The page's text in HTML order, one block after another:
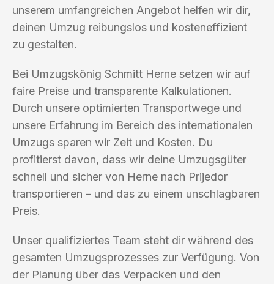
unserem umfangreichen Angebot helfen wir dir,
deinen Umzug reibungslos und kosteneffizient
zu gestalten.
Bei Umzugskönig Schmitt Herne setzen wir auf
faire Preise und transparente Kalkulationen.
Durch unsere optimierten Transportwege und
unsere Erfahrung im Bereich des internationalen
Umzugs sparen wir Zeit und Kosten. Du
profitierst davon, dass wir deine Umzugsgüter
schnell und sicher von Herne nach Prijedor
transportieren – und das zu einem unschlagbaren
Preis.
Unser qualifiziertes Team steht dir während des
gesamten Umzugsprozesses zur Verfügung. Von
der Planung über das Verpacken und den